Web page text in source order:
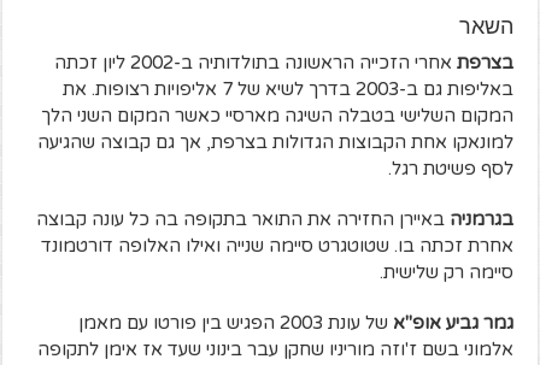
השאר
בצרפת
אחרי הזכייה הראשונה בתולדותיה ב-2002 ליון זכתה
באליפות גם ב-2003 בדרך לשיא של 7 אליפויות רצופות. את
המקום השלישי בטבלה השיגה מארסיי כאשר המקום השני הלך
למונאקו אחת הקבוצות הגדולות בצרפת, אך גם קבוצה שהגיעה
לסף פשיטת רגל.
בגרמניהבאיירן החזירה את התואר בתקופה בה כל עונה קבוצה
אחרת זכתה בו. שטוטגרט סיימה שנייה ואילו האלופה דורטמונד
סיימה רק שלישית.
גמר גביע אופ"א
של עונת 2003 הפגיש בין פורטו עם מאמן
אלמוני בשם ז'וזה מוריניו שחקן עבר בינוני שעד אז אימן לתקופה